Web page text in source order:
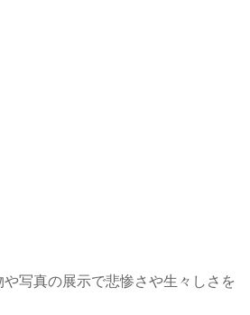
写真の展示で悲惨さや生々しさを